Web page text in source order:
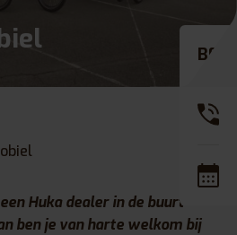
Huka dealer in de buurt
ben je van harte welkom bij
BE